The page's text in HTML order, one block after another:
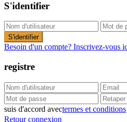
S'identifier
S'identifier
Besoin d'un compte? Inscrivez-vous
registre
suis d'accord avectermes et conditions
Retour connexion